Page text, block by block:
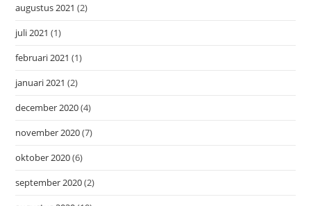
augustus 2021 (2)
juli 2021 (1)
februari 2021 (1)
januari 2021 (2)
december 2020(4)
november 2020(7)
oktober 2020(6)
september 2020(2)